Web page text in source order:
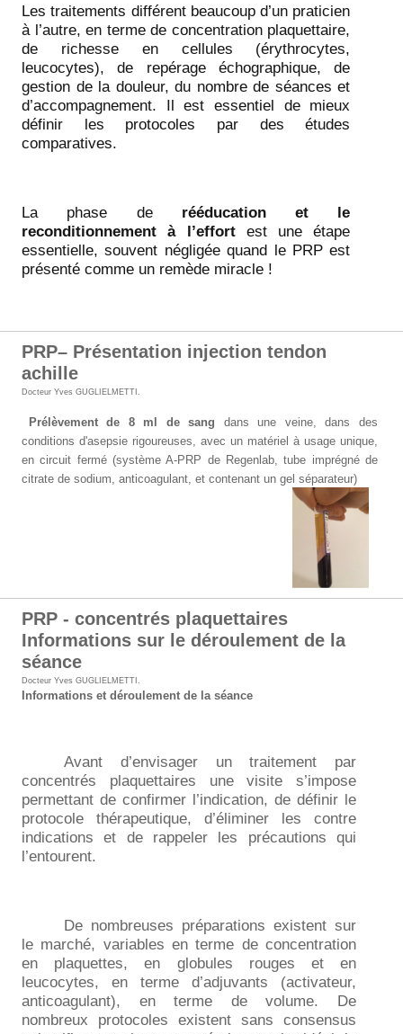
Les traitements différent beaucoup d’un praticien
à l’autre, en terme de concentration plaquettaire,
de richesse en cellules (érythrocytes,
leucocytes), de repérage échographique, de
gestion de la douleur, du nombre de séances et
d’accompagnement. Il est essentiel de mieux
définir les protocoles par des études
comparatives.
La phase de rééducation et le
reconditionnement à l’effortest une étape
essentielle, souvent négligée quand le PRP est
présenté comme un remède miracle !
PRP– Présentation injection tendon
achille
Docteur Yves GUGLIELMETTI
Prélèvement de 8 ml de sang dans une veine, dans des
conditions d'asepsie rigoureuses, avec un matériel à usage unique,
en circuit fermé (système A-PRP de Regenlab, tube imprégné de
citrate de sodium, anticoagulant, et contenant un gel séparateur)
PRP - concentrés plaquettaires
Informations sur le déroulement de la
séance
Docteur Yves GUGLIELMETTI .
Informations et déroulement de la séance
Avant d’envisager un traitement par
concentrés plaquettaires une visite s’impose
permettant de confirmer l’indication, de définir le
protocole thérapeutique, d’éliminer les contre
indications et de rappeler les précautions qui
l’entourent.
De nombreuses préparations existent sur
le marché, variables en terme de concentration
en plaquettes, en globules rouges et en
leucocytes, en terme d’adjuvants (activateur,
anticoagulant), en terme de volume. De
nombreux protocoles existent sans consensus